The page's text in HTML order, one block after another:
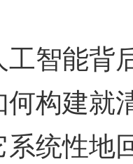
能背
构建就
统性地